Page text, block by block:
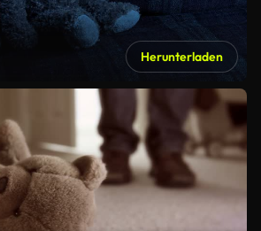
Herunterladen